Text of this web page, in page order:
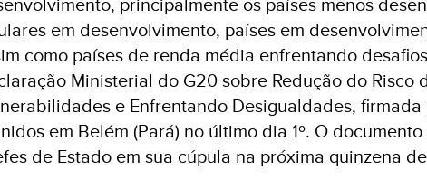
em desenvolvimento, países em
como países de renda média enfrentando
Ministerial do G20 sobre Redução do Risco
e Enfrentando Desigualdades,
em Belém (Pará) no último dia 1º. O
de Estado em sua cúpula na próxima quinzena